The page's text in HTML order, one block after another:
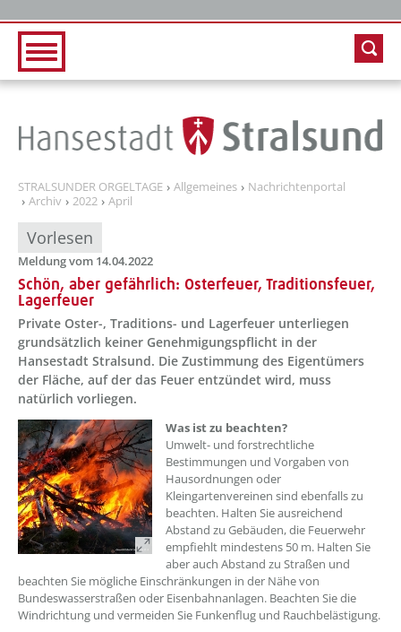
STRALSUNDER ORGELTAGE Allgemeines
Nachrichtenportal
Archiv
2022 April
Vorlesen
Meldung vom 14.04.2022
Schön, aber gefährlich: Osterfeuer, Traditionsfeuer,
Lagerfeuer
Private Oster-, Traditions- und Lagerfeuer unterliegen
grundsätzlich keiner Genehmigungspflicht in der
Hansestadt Stralsund. Die Zustimmung des Eigentümers
der Fläche, auf der das Feuer entzündet wird, muss
natürlich vorliegen.
??? absaetzeOben[1]/titel ???
Was ist zu beachten?
Umwelt- und forstrechtliche
Bestimmungen und Vorgaben von
Hausordnungen oder
Kleingartenvereinen sind ebenfalls zu
beachten. Halten Sie ausreichend
Abstand zu Gebäuden, die Feuerwehr
empfiehlt mindestens 50 m. Halten Sie
aber auch Abstand zu Straßen und
beachten Sie mögliche Einschränkungen in der Nähe von
Bundeswasserstraßen oder Eisenbahnanlagen. Beachten Sie die
Windrichtung und vermeiden Sie Funkenflug und Rauchbelästigung.